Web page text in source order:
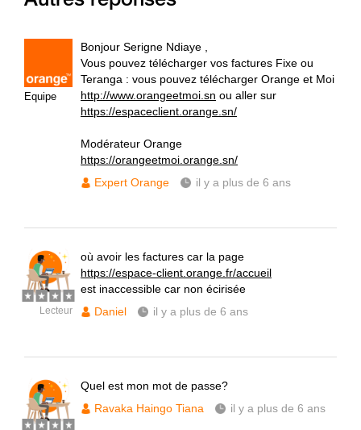
Equipe
Bonjour Serigne Ndiaye ,
Vous pouvez télécharger vos factures Fixe ou
Teranga : vous pouvez télécharger Orange et Moi
http://www.orangeetmoi.sn ou aller sur
https://espaceclient.orange.sn/
Modérateur Orange
https://orangeetmoi.orange.sn/
Expert Orange
il y a plus de 6 ans
Lecteur
où avoir les factures car la page
https://espace-client.orange.fr/accueil
est inaccessible car non écirisée
Daniel
il y a plus de 6 ans
Quel est mon mot de passe?
Ravaka Haingo Tiana
il y a plus de 6 ans